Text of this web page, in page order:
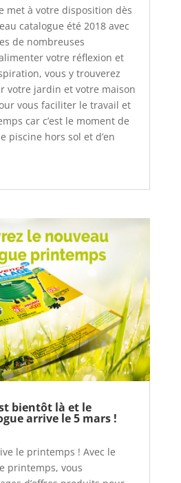
met à votre disposition dès
catalogue été 2018 avec
de nombreuses
votre réflexion et
vous y trouverez
votre jardin et votre maison
vous faciliter le travail et
car c’est le moment de
piscine hors sol et d’en
bientôt là et le
arrive le 5 mars !
le printemps ! Avec le
printemps, vous